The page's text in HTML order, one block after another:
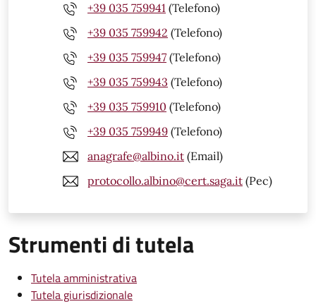
+39 035 759941 (Telefono)
+39 035 759942 (Telefono)
+39 035 759947 (Telefono)
+39 035 759943 (Telefono)
+39 035 759910 (Telefono)
+39 035 759949 (Telefono)
anagrafe@albino.it (Email)
protocollo.albino@cert.saga.it (Pec)
Strumenti di tutela
Tutela amministrativa
Tutela giurisdizionale